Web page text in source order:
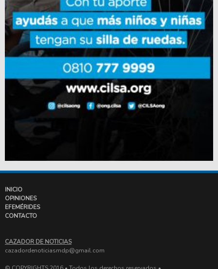
INICIO
OPINIONES
EFEMÉRIDES
CONTACTO
CAZADOR DE NOTICIAS
cazadordenoticiasmdp@gmail.com